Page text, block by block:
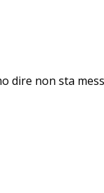
dire non sta